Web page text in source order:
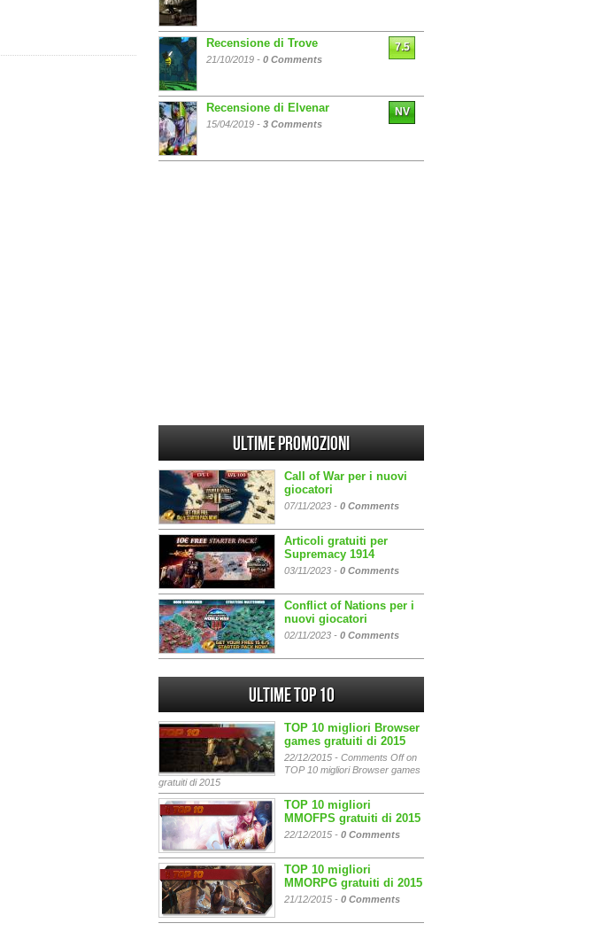
Recensione di Trove
21/10/2019 - 0 Comments
7.5
Recensione di Elvenar
15/04/2019 - 3 Comments
NV
Ultime promozioni
Call of War per i nuovi
giocatori
07/11/2023 - 0 Comments
Articoli gratuiti per
Supremacy 1914
03/11/2023 - 0 Comments
Conflict of Nations per i
nuovi giocatori
02/11/2023 - 0 Comments
Ultime Top 10
TOP 10 migliori Browser
games gratuiti di 2015
22/12/2015 - Comments Offon
TOP 10 migliori Browser games
gratuiti di 2015
TOP 10 migliori
MMOFPS gratuiti di 2015
22/12/2015 - 0 Comments
TOP 10 migliori
MMORPG gratuiti di 2015
21/12/2015 - 0 Comments